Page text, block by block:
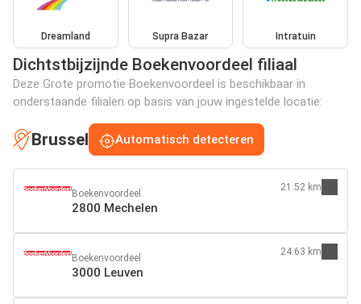
Dreamland Supra Bazar Intratuin
Dichtstbijzijnde Boekenvoordeel filiaal
Deze Grote promotie Boekenvoordeel is beschikbaar in
onderstaande filialen op basis van jouw ingestelde locatie:
Brussel Automatisch detecteren
Boekenvoordeel
2800 Mechelen
21.52 km
Boekenvoordeel
3000 Leuven
24.63 km